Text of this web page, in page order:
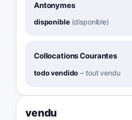
Antonymes
disponible(disponible)
Collocations Courantes
todo vendido – tout vendu
vendu